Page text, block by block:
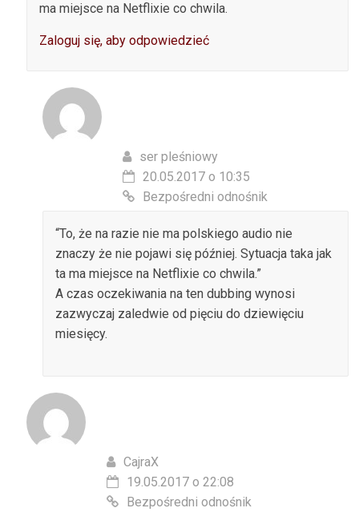
ma miejsce na Netflixie co chwila.
Zaloguj się, aby odpowiedzieć
ser pleśniowy
20.05.2017 o 10:35
Bezpośredni odnośnik
“To, że na razie nie ma polskiego audio nie
znaczy że nie pojawi się później. Sytuacja taka jak
ta ma miejsce na Netflixie co chwila.”
A czas oczekiwania na ten dubbing wynosi
zazwyczaj zaledwie od pięciu do dziewięciu
miesięcy.
CajraX
19.05.2017 o 22:08
Bezpośredni odnośnik